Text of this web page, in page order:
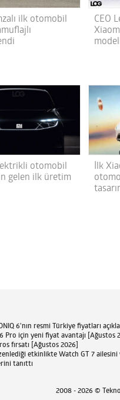
ilk otomobil
CEO
otomobil
gelen ilk üretim
İlk
6'nın resmi Türkiye fiyatları
Pro için yeni fiyat avantajı [Ağustos
fırsatı [Ağustos 2026]
etkinlikte Watch GT 7 ailesini
tanıttı
2008 - 2026 ©